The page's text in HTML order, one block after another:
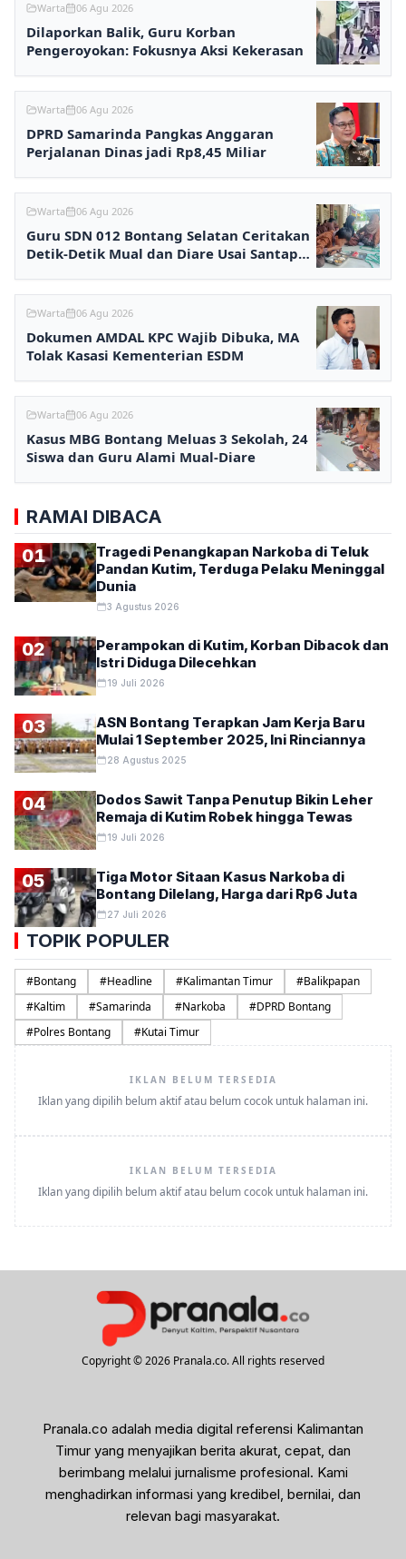
Warta 06 Agu 2026
Dilaporkan Balik, Guru Korban
Pengeroyokan: Fokusnya Aksi Kekerasan
Warta 06 Agu 2026
DPRD Samarinda Pangkas Anggaran
Perjalanan Dinas jadi Rp8,45 Miliar
Warta 06 Agu 2026
Guru SDN 012 Bontang Selatan Ceritakan
Detik-Detik Mual dan Diare Usai Santap
Warta 06 Agu 2026
Dokumen AMDAL KPC Wajib Dibuka, MA
Tolak Kasasi Kementerian ESDM
Warta 06 Agu 2026
Kasus MBG Bontang Meluas 3 Sekolah, 24
Siswa dan Guru Alami Mual-Diare
RAMAI DIBACA
01
Tragedi Penangkapan Narkoba di Teluk
Pandan Kutim, Terduga Pelaku Meninggal
Dunia
3 Agustus 2026
02
Perampokan di Kutim, Korban Dibacok dan
Istri Diduga Dilecehkan
19 Juli 2026
03
ASN Bontang Terapkan Jam Kerja Baru
Mulai 1 September 2025, Ini Rinciannya
28 Agustus 2025
04
Dodos Sawit Tanpa Penutup Bikin Leher
Remaja di Kutim Robek hingga Tewas
19 Juli 2026
05
Tiga Motor Sitaan Kasus Narkoba di
Bontang Dilelang, Harga dari Rp6 Juta
27 Juli 2026
TOPIK POPULER
#Bontang #Headline #Kalimantan Timur #Balikpapan
#Kaltim #Samarinda #Narkoba #DPRD Bontang
#Polres Bontang #Kutai Timur
IKLAN BELUM TERSEDIA
Iklan yang dipilih belum aktif atau belum cocok untuk halaman ini.
IKLAN BELUM TERSEDIA
Iklan yang dipilih belum aktif atau belum cocok untuk halaman ini.
Copyright © 2026 Pranala.co. All rights reserved
Pranala.co adalah media digital referensi Kalimantan
Timur yang menyajikan berita akurat, cepat, dan
berimbang melalui jurnalisme profesional. Kami
menghadirkan informasi yang kredibel, bernilai, dan
relevan bagi masyarakat.